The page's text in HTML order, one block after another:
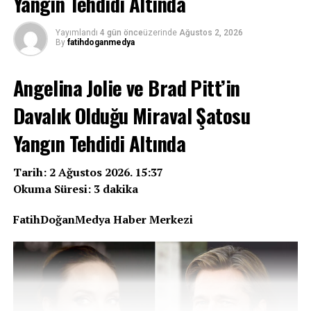
ebediyete uğurlanacak.
Veda Töreni Üsküdar’da Yapılacak
Can Kolukısa için yarın saat 15.00’te İBB Şehir
Tiyatroları Üsküdar Musahipzade Celâl Sahnesi’nde
anma ve veda töreni gerçekleştirilecek. Törene
sanatçının ailesi, yakın dostları ve sevenlerinin yoğun
katılım göstermesi bekleniyor.
Yayımlandı 4 gün önceüzerinde Ağustos 2, 2026
By fatihdoganmedya
Angelina Jolie ve Brad Pitt’in
Davalık Olduğu Miraval Şatosu
Yangın Tehdidi Altında
Tarih: 2 Ağustos 2026. 15:37
Okuma Süresi: 3 dakika
FatihDoğanMedya Haber Merkezi